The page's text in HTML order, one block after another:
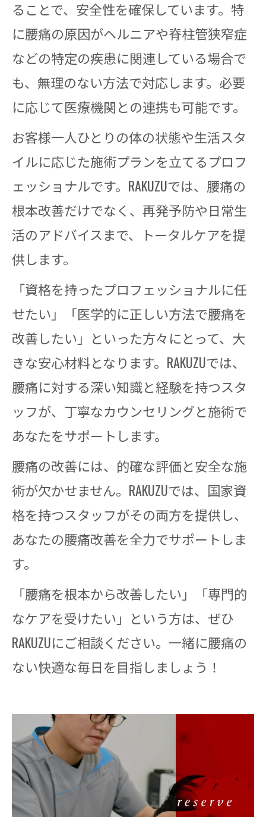
ることで、安全性を確保しています。特
に腰痛の原因がヘルニアや脊柱管狭窄症
などの特定の疾患に関連している場合で
も、無理のない方法で対応します。必要
に応じて医療機関との連携も可能です。
お客様一人ひとりの体の状態や生活スタ
イルに応じた施術プランを立てるプロフ
ェッショナルです。RAKUZUでは、腰痛の
根本改善だけでなく、再発予防や日常生
活のアドバイスまで、トータルケアを提
供します。
「資格を持ったプロフェッショナルに任
せたい」「医学的に正しい方法で腰痛を
改善したい」といった方々にとって、大
きな安心材料となります。RAKUZUでは、
腰痛に対する深い知識と経験を持つスタ
ッフが、丁寧なカウンセリングと施術で
あなたをサポートします。
腰痛の改善には、的確な評価と安全な施
術が欠かせません。RAKUZUでは、国家資
格を持つスタッフがその両方を提供し、
あなたの腰痛改善を全力でサポートしま
す。
「腰痛を根本から改善したい」「専門的
なケアを受けたい」という方は、ぜひ
RAKUZUにご相談ください。一緒に腰痛の
ない快適な毎日を目指しましょう！